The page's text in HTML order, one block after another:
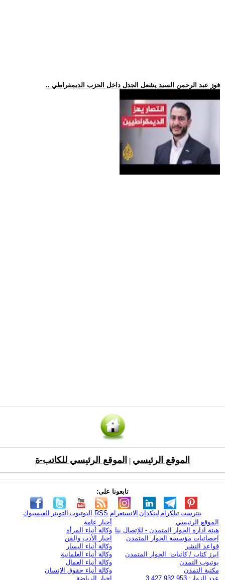
.. فوز عبد الرحمن السيد يشعل الجدل داخل الحزب الديمقراطي
الموقع الرئيسي الموقع الرئيسي للكاتب-ة
تابعونا على:
الفيسبوك التويتر اليوتيوب RSS الانستغرام لينكدإن تيلكرامبنترست
الموقع الرئيسي
هيئة ادارة الحوار المتمدن - للإتصال بنا
إحصائيات مؤسسة الحوار المتمدن
قواعد النشر
ابرز كتاب / كاتبات الحوار المتمدن
يوتيوب التمدن
مكتبة التمدن
عدد الزوار: 3,427,932,953
أخبار عامة
وكالة أنباء المرأة
اخبار الأدب والفن
وكالة أنباء اليسار
وكالة أنباء العلمانية
وكالة أنباء العمال
وكالة أنباء حقوق الإنسان
اخبار الرياضة